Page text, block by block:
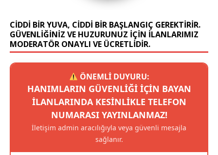
CIDDI BIR YUVA, CIDDI BIR BAŞLANGIÇ GEREKTIRIR.
GÜVENLIĞINIZ VE HUZURUNUZ IÇIN ILANLARIMIZ
MODERATÖR ONAYLI VE ÜCRETLIDIR.
ÖNEMLİ DUYURU:
HANIMLARIN GÜVENLIĞI IÇIN BAYAN
ILANLARINDA KESINLIKLE TELEFON
NUMARASI YAYINLANMAZ!
İletişim admin aracılığıyla veya güvenli mesajla
sağlanır.